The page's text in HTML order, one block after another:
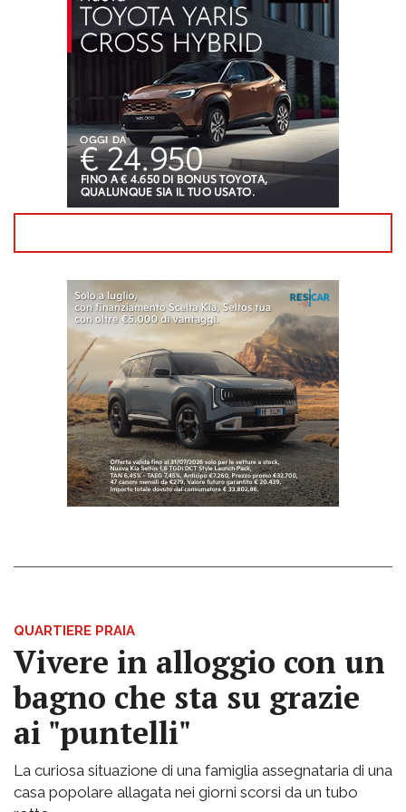
QUARTIERE PRAIA
Vivere in alloggio con un
bagno che sta su grazie
ai "puntelli"
La curiosa situazione di una famiglia assegnataria di una
casa popolare allagata nei giorni scorsi da un tubo